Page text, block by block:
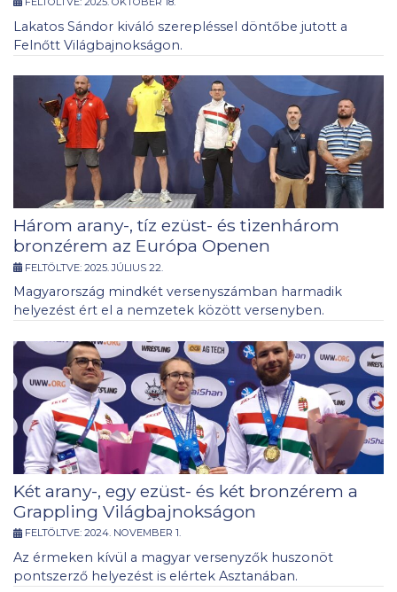
Lakatos Sándor kiváló szerepléssel döntőbe jutott a
Felnőtt Világbajnokságon.
Három arany-, tíz ezüst- és tizenhárom
bronzérem az Európa Openen
FELTÖLTVE: 2025. JÚLIUS 22.
Magyarország mindkét versenyszámban harmadik
helyezést ért el a nemzetek között versenyben.
Két arany-, egy ezüst- és két bronzérem a
Grappling Világbajnokságon
FELTÖLTVE: 2024. NOVEMBER 1.
Az érmeken kívül a magyar versenyzők huszonöt
pontszerző helyezést is elértek Asztanában.